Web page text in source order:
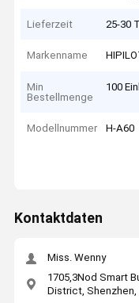
Lieferzeit 25-30
Markenname
Min
Bestellmenge
100
Modellnummer H-A60
Kontaktdaten
Miss. Wenny
1705,3Nod Smart
District, Shenzhen,